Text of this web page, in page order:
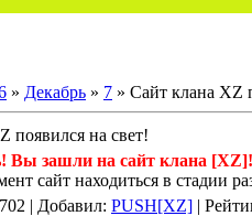
» Декабрь » 7 » Сайт клана XZ
появился на свет!
Вы зашли на сайт клана [XZ]!
сайт находиться в стадии
| Добавил: PUSH[XZ] |